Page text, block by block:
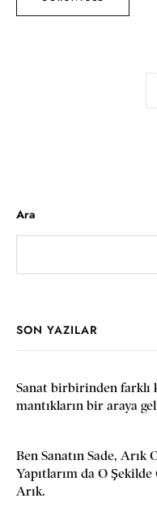
Ara
SON YAZILAR
Sanat birbirinden farklı
mantıkların bir araya
Ben Sanatın Sade, Arık
Yapıtlarım da O
Arık.